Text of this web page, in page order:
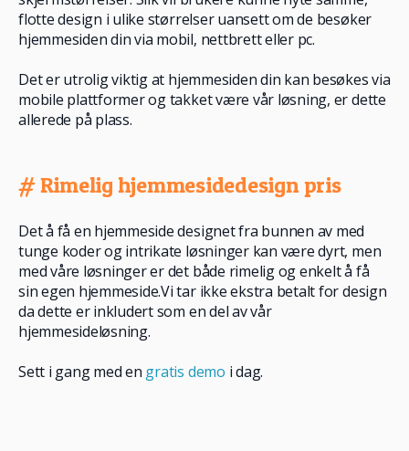
flotte design i ulike størrelser uansett om de besøker
hjemmesiden din via mobil, nettbrett eller pc.
Det er utrolig viktig at hjemmesiden din kan besøkes via
mobile plattformer og takket være vår løsning, er dette
allerede på plass.
# Rimelig hjemmesidedesign pris
Det å få en hjemmeside designet fra bunnen av med
tunge koder og intrikate løsninger kan være dyrt, men
med våre løsninger er det både rimelig og enkelt å få
sin egen hjemmeside.Vi tar ikke ekstra betalt for design
da dette er inkludert som en del av vår
hjemmesideløsning.
Sett i gang med en gratis demo i dag.